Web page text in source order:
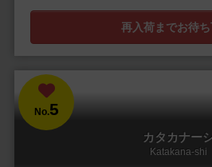
再入荷までお待
No.5
カタカナー
Katakana-shi